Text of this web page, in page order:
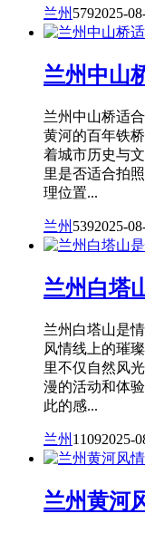
兰州 5792025-
兰州中山
兰州中山桥适
黄河的百年铁
着城市历史与
里是否适合拍
理位置...
兰州 5392025-
兰州白塔
兰州白塔山是
风情线上的璀
里不仅自然风
漫的活动和体
此的感...
兰州 11092025-
兰州黄河